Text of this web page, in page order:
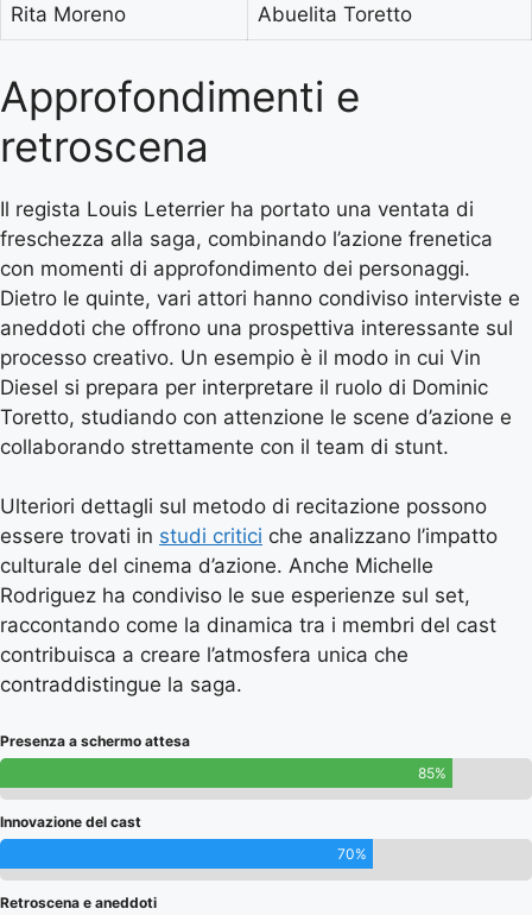
Rita Moreno Abuelita Toretto
Approfondimenti e
retroscena
Il regista Louis Leterrier ha portato una ventata di
freschezza alla saga, combinando l’azione frenetica
con momenti di approfondimento dei personaggi.
Dietro le quinte, vari attori hanno condiviso interviste e
aneddoti che offrono una prospettiva interessante sul
processo creativo. Un esempio è il modo in cui Vin
Diesel si prepara per interpretare il ruolo di Dominic
Toretto, studiando con attenzione le scene d’azione e
collaborando strettamente con il team di stunt.
Ulteriori dettagli sul metodo di recitazione possono
essere trovati in studi critici che analizzano l’impatto
culturale del cinema d’azione. Anche Michelle
Rodriguez ha condiviso le sue esperienze sul set,
raccontando come la dinamica tra i membri del cast
contribuisca a creare l’atmosfera unica che
contraddistingue la saga.
Presenza a schermo attesa
85%
Innovazione del cast
70%
Retroscena e aneddoti